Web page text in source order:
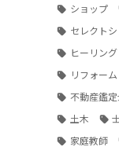
ショップ
セレクト
ヒーリング
リフォーム
不動産鑑定
土木
家庭教師